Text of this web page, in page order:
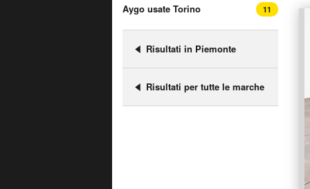
Aygo usate Torino 11
Risultati in Piemonte
Risultati per tutte le marche